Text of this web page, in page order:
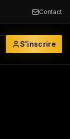
Contact
S'inscrire